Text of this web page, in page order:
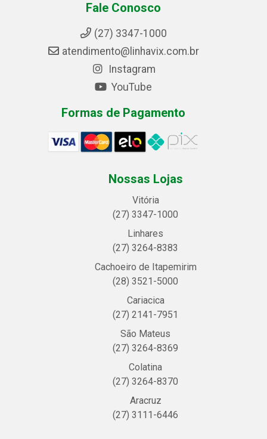
Fale Conosco
(27) 3347-1000
atendimento@linhavix.com.br
Instagram
YouTube
Formas de Pagamento
Nossas Lojas
Vitória
(27) 3347-1000
Linhares
(27) 3264-8383
Cachoeiro de Itapemirim
(28) 3521-5000
Cariacica
(27) 2141-7951
São Mateus
(27) 3264-8369
Colatina
(27) 3264-8370
Aracruz
(27) 3111-6446